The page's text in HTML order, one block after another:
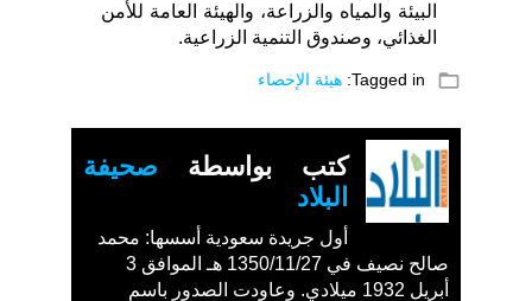
البيئة والمياه والزراعة، والهيئة العامة للأمن
الغذائي، وصندوق التنمية الزراعية.
folder_open
Tagged in: هيئة الإحصاء
كتب بواسطة صحيفة
البلاد
أول جريدة سعودية أسسها: محمد
صالح نصيف في 1350/11/27 هـ الموافق 3
أبريل 1932 ميلادي. وعاودت الصدور باسم